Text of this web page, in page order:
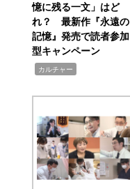
憶に残る一文」はど
れ？ 最新作『永遠の
記憶』発売で読者参加
型キャンペーン
カルチャー